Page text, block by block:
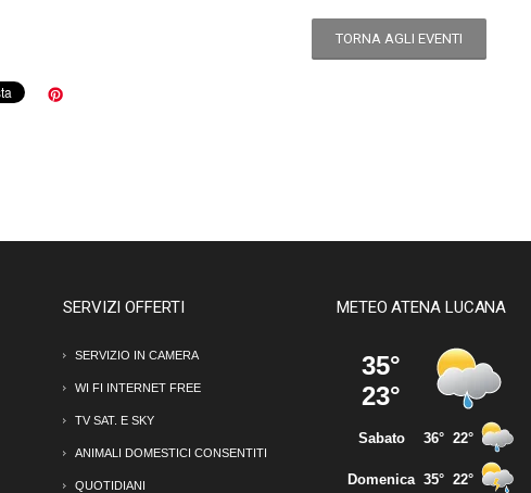
TORNA AGLI EVENTI
SERVIZI OFFERTI
SERVIZIO IN CAMERA
WI FI INTERNET FREE
TV SAT. E SKY
ANIMALI DOMESTICI CONSENTITI
QUOTIDIANI
METEO ATENA LUCANA